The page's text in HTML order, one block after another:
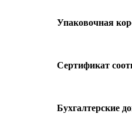
Упаковочная
Сертификат
Бухгалтерские